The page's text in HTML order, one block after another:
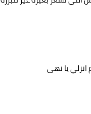
يا نهى